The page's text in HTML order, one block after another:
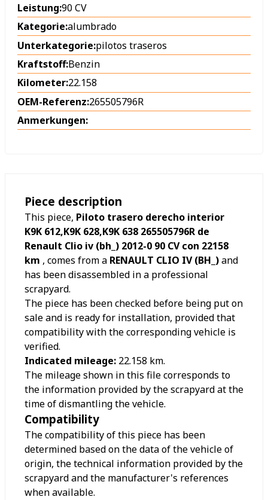
Leistung:90 CV
Kategorie:alumbrado
Unterkategorie:pilotos traseros
Kraftstoff:Benzin
Kilometer:22.158
OEM-Referenz:265505796R
Anmerkungen:
Piece description
This piece, Piloto trasero derecho interior
K9K 612,K9K 628,K9K 638 265505796R de
Renault Clio iv (bh_) 2012-0 90 CV con 22158
km , comes from a RENAULT CLIO IV (BH_)and
has been disassembled in a professional
scrapyard.
The piece has been checked before being put on
sale and is ready for installation, provided that
compatibility with the corresponding vehicle is
verified.
Indicated mileage: 22.158 km.
The mileage shown in this file corresponds to
the information provided by the scrapyard at the
time of dismantling the vehicle.
Compatibility
The compatibility of this piece has been
determined based on the data of the vehicle of
origin, the technical information provided by the
scrapyard and the manufacturer's references
when available.